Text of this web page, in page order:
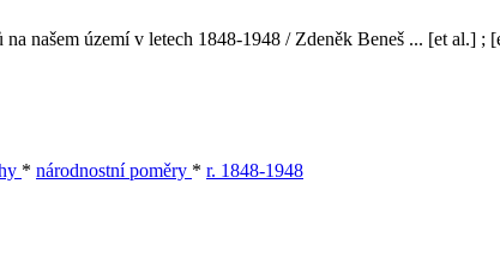
našem území v letech 1848-1948 / Zdeněk Beneš ... [et al.]
* národnostní poměry * r. 1848-1948